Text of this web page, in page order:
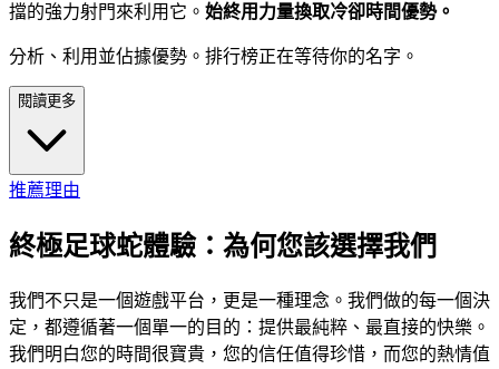
擋的強力射門來利用它。 始終用力量換取冷卻時間優勢。
分析、利用並佔據優勢。排行榜正在等待你的名字。
閱讀更多
推薦理由
終極足球蛇體驗：為何您該選擇我們
我們不只是一個遊戲平台，更是一種理念。我們做的每一個決
定，都遵循著一個單一的目的：提供最純粹、最直接的快樂。
我們明白您的時間很寶貴，您的信任值得珍惜，而您的熱情值